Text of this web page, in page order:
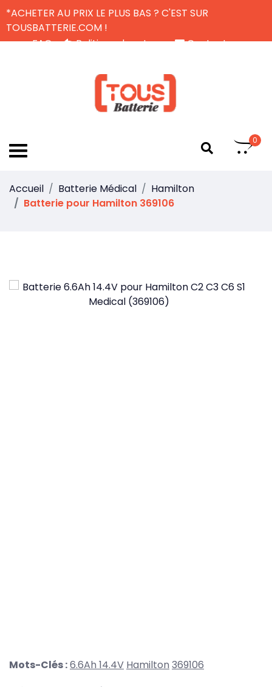
*ACHETER AU PRIX LE PLUS BAS ? C'EST SUR
TOUSBATTERIE.COM !
FAQ
Politique de retour
Contactez-nous
0
Accueil Batterie Médical
Hamilton
Batterie pour Hamilton 369106
Mots-Clés :6.6Ah 14.4V Hamilton 369106